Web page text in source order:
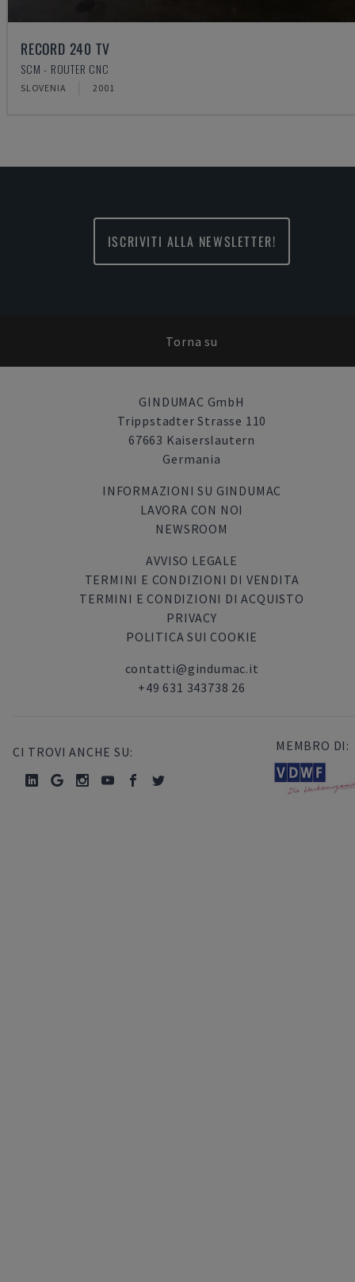
RECORD 240 TV
SCM - ROUTER CNC
SLOVENIA 2001
ISCRIVITI ALLA NEWSLETTER!
Torna su
GINDUMAC GmbH
Trippstadter Strasse 110
67663 Kaiserslautern
Germania
INFORMAZIONI SU GINDUMAC
LAVORA CON NOI
NEWSROOM
AVVISO LEGALE
TERMINI E CONDIZIONI DI VENDITA
TERMINI E CONDIZIONI DI ACQUISTO
PRIVACY
POLITICA SUI COOKIE
contatti@gindumac.it
+49 631 343738 26
CI TROVI ANCHE SU: MEMBRO DI: